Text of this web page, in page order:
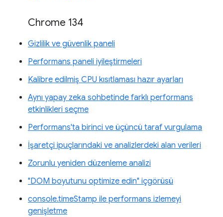
Chrome 134
Gizlilik ve güvenlik paneli
Performans paneli iyileştirmeleri
Kalibre edilmiş CPU kısıtlaması hazır ayarları
Aynı yapay zeka sohbetinde farklı performans
etkinlikleri seçme
Performans'ta birinci ve üçüncü taraf vurgulama
İşaretçi ipuçlarındaki ve analizlerdeki alan verileri
Zorunlu yeniden düzenleme analizi
"DOM boyutunu optimize edin" içgörüsü
console.timeStamp ile performans izlemeyi
genişletme